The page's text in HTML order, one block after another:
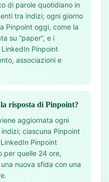
di parole quotidiano in
tra indizi; ogni giorno
Pinpoint oggi, come la
su “paper”, e i
Pinpoint
associazioni e
risposta di Pinpoint?
aggiornata ogni
ciascuna Pinpoint
Pinpoint
per quelle 24 ore,
nuova sfida con una